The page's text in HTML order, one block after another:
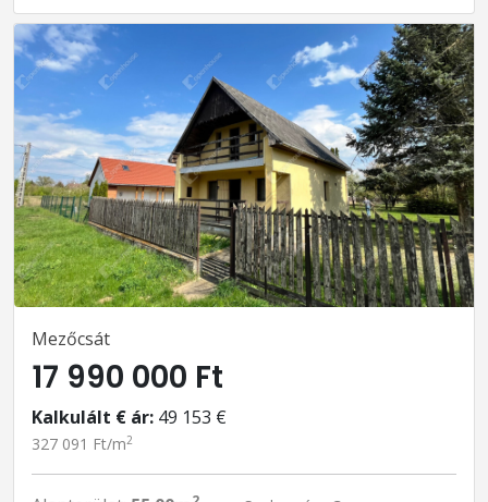
Mezőcsát
17 990 000 Ft
Kalkulált € ár: 49 153 €
327 091 Ft/m2